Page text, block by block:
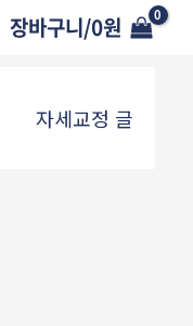
장바구니/0원
자세교정 글